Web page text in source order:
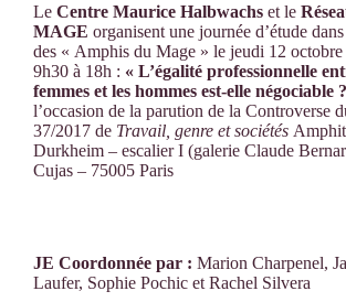
Le Centre Maurice Halbwachs et le
MAGE organisent une journée d’étude
des « Amphis du Mage » le jeudi 12
9h30 à 18h : « L’égalité professionnelle
femmes et les hommes est-elle négociable
l’occasion de la parution de la Controverse
37/2017 de Travail, genre et sociétés
Durkheim – escalier I (galerie Claude
Cujas – 75005 Paris
JE Coordonnée par : Marion Charpenel,
Laufer, Sophie Pochic et Rachel Silvera